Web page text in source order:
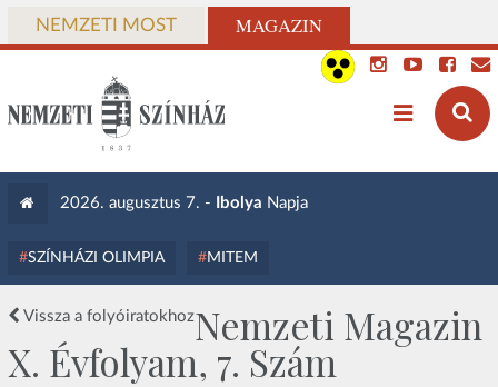
NEMZETI MOST MAGAZIN
2026. augusztus 7. - Ibolya Napja
SZÍNHÁZI OLIMPIA MITEM
Vissza a folyóiratokhozNemzeti Magazin
X. Évfolyam, 7. Szám